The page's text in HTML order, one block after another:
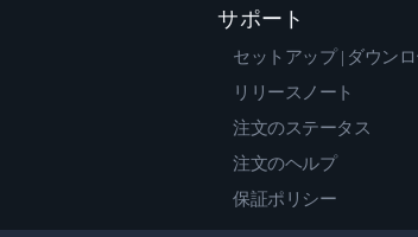
サポート
セットアップ | ダウン
リリースノート
注文のステータス
注文のヘルプ
保証ポリシー